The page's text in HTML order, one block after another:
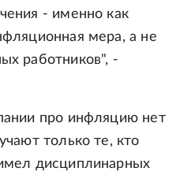
- именно как
мера, а не
работников", -
про инфляцию нет
только те, кто
дисциплинарных